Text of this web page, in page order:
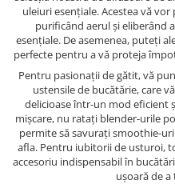
uleiuri esențiale. Acestea vă
purificând aerul și eliberând
esențiale. De asemenea, puteți
perfecte pentru a vă proteja
Pentru pasionații de gătit, vă
ustensile de bucătărie, care
delicioase într-un mod eficient
mișcare, nu ratați blender-urile
permite să savurați smoothie-
afla. Pentru iubitorii de usturoi,
accesoriu indispensabil în
ușoară de